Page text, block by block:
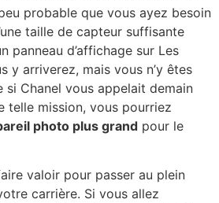
probable que vous ayez besoin
taille de capteur suffisante
panneau d’affichage sur Les
y arriverez, mais vous n’y êtes
si Chanel vous appelait demain
telle mission, vous pourriez
photo plus grand pour le
valoir pour passer au plein
carrière. Si vous allez